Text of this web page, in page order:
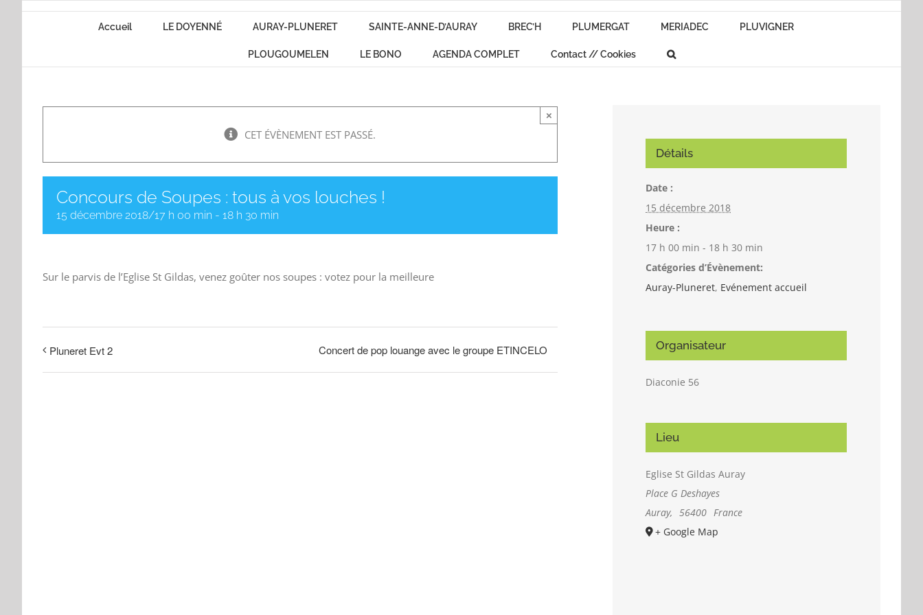
Passer
Accueil LE DOYENNÉ AURAY-PLUNERET SAINTE-ANNE-D’AURAY BREC’H PLUMERGAT MERIADEC PLUVIGNER
PLOUGOUMELEN LE BONO AGENDA COMPLET Contact // Cookies
CET ÉVÈNEMENT EST PASSÉ.
×
Concours de Soupes : tous à vos louches !
15 décembre 2018/17 h 00 min - 18 h 30 min
Sur le parvis de l’Eglise St Gildas, venez goûter nos soupes : votez pour la meilleure
Pluneret Evt 2 Concert de pop louange avec le groupe ETINCELO
Détails
Date :
15 décembre 2018
Heure :
17 h 00 min - 18 h 30 min
Catégories d’Évènement:
Auray-Pluneret, Evénement accueil
Organisateur
Diaconie 56
Lieu
Eglise St Gildas Auray
Place G Deshayes
Auray, 56400 France
+ Google Map